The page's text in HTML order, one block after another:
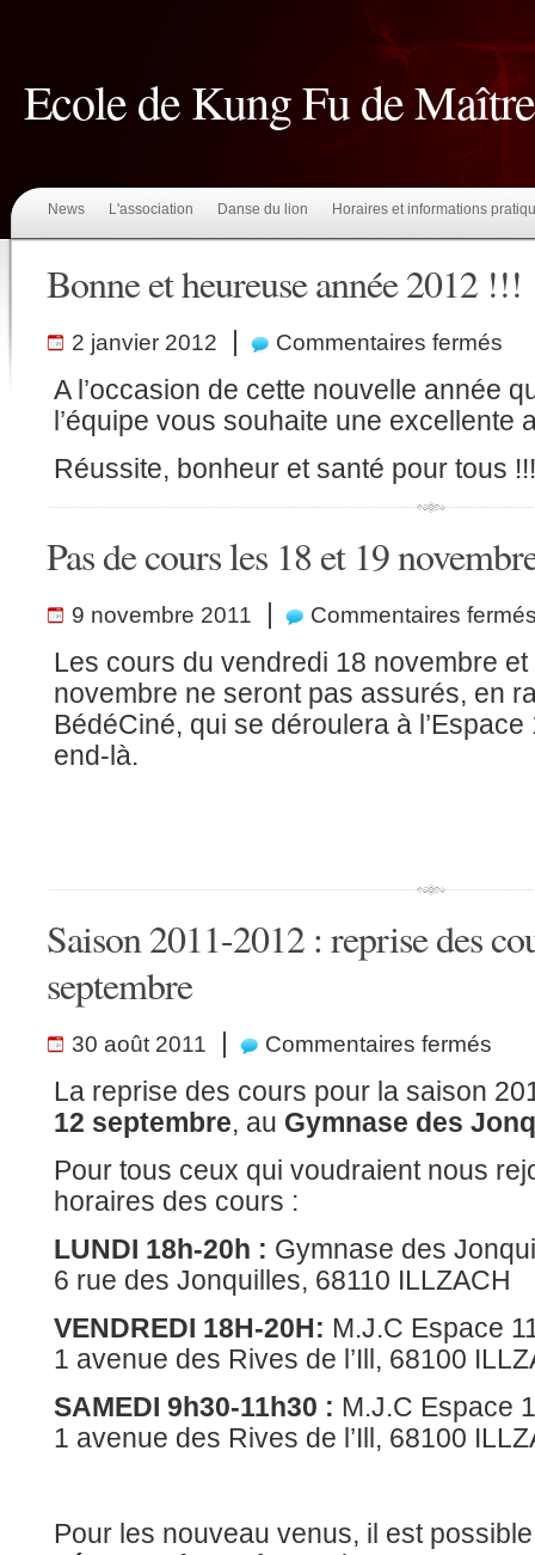
Ecole de Kung Fu de
News L'association Danse du lion Horaires et informations
Bonne et heureuse année 2012 !!!
2 janvier 2012 | Commentaires fermés
2012
!!!
A l’occasion de cette nouvelle année
l’équipe vous souhaite une excellente
Réussite, bonheur et santé pour tous !!!
Pas de cours les 18 et 19
9 novembre 2011 | Commentaires
Les cours du vendredi 18 novembre
novembre ne seront pas assurés, en
BédéCiné, qui se déroulera à l’Espace
end-là.
Saison 2011-2012 : reprise des
septembre
30 août 2011 | Commentaires fermés
2012
des
lundi
La reprise des cours pour la saison
12 septembre, au Gymnase des
Pour tous ceux qui voudraient nous
horaires des cours :
LUNDI 18h-20h : Gymnase des
6 rue des Jonquilles, 68110 ILLZACH
VENDREDI 18H-20H: M.J.C Espace
1 avenue des Rives de l’Ill, 68100
SAMEDI 9h30-11h30 : M.J.C Espace
1 avenue des Rives de l’Ill, 68100
Pour les nouveau venus, il est